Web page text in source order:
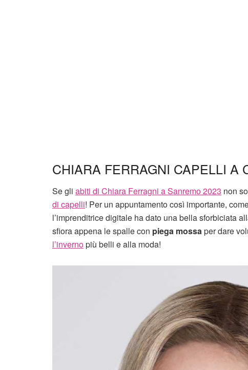
CHIARA FERRAGNI CAPELLI A
Se gli abiti di Chiara Ferragni a Sanremo 2023 non
di capelli! Per un appuntamento così importante,
l’imprenditrice digitale ha dato una bella sforbiciata
sfiora appena le spalle con piega mossaper dare
l’invernopiù belli e alla moda!